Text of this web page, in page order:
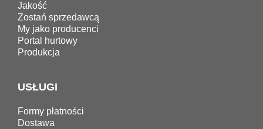
Jakość
Zostań sprzedawcą
My jako producenci
Portal hurtowy
Produkcja
USŁUGI
Formy płatności
Dostawa